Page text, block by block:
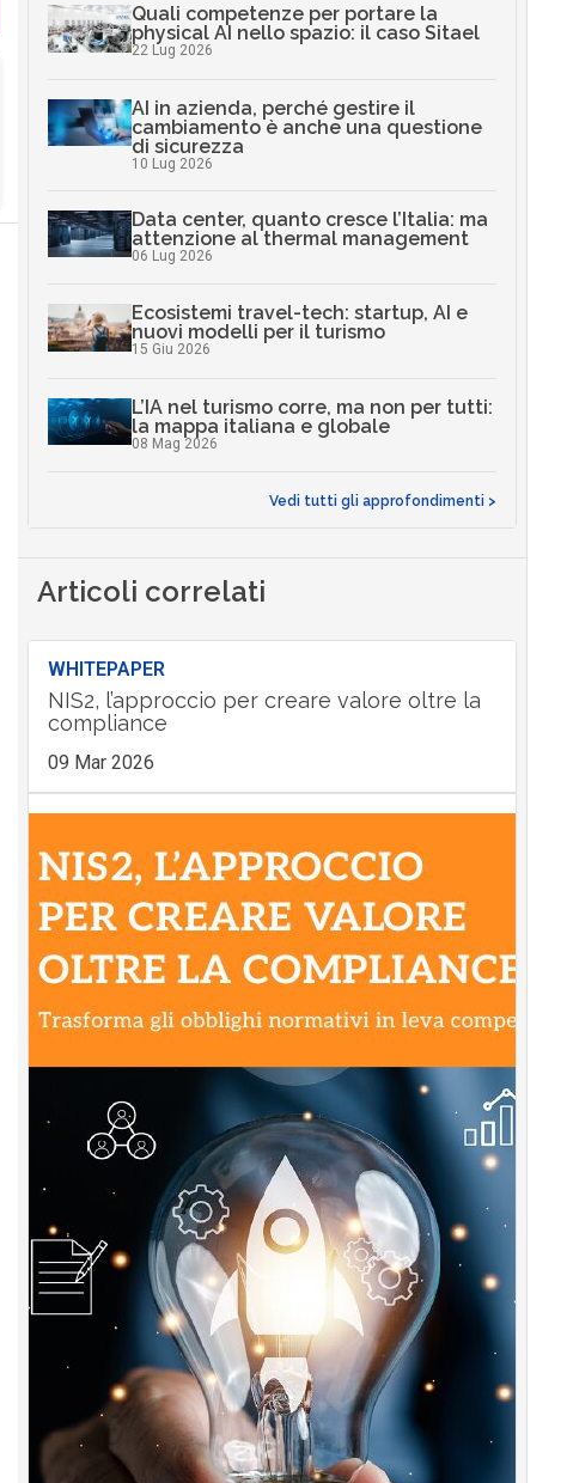
Quali competenze per portare la
physical AI nello spazio: il caso Sitael
22 Lug 2026
AI in azienda, perché gestire il
cambiamento è anche una questione
di sicurezza
10 Lug 2026
Data center, quanto cresce l’Italia: ma
attenzione al thermal management
06 Lug 2026
Ecosistemi travel-tech: startup, AI e
nuovi modelli per il turismo
15 Giu 2026
L’IA nel turismo corre, ma non per tutti:
la mappa italiana e globale
08 Mag 2026
Vedi tutti gli approfondimenti >
Articoli correlati
WHITEPAPER
NIS2, l’approccio per creare valore oltre la
compliance
09 Mar 2026